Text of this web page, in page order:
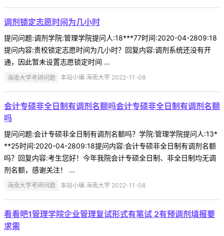
调剂锁定志愿时间为几小时
提问问题:调剂学院:管理学院提问人:18***77时间:2020-04-2809:18
提问内容:贵校锁定志愿时间为几小时？回复内容:调剂系统还没有开
通，因此暂未设置志愿锁定时间 ...
海南大学考研问题 本站小编 海南大学 2022-11-08
会计专硕非全日制有调剂名额吗会计专硕非全日制有调剂名额
吗
提问问题:会计专硕非全日制有调剂名额吗？学院:管理学院提问人:13*
**25时间:2020-04-2809:18提问内容:会计专硕非全日制有调剂名额
吗？回复内容:考生您好！今年我院会计专硕全日制、非全日制均无调
剂名额，感谢关注！ ...
海南大学考研问题 本站小编 海南大学 2022-11-08
看看吧1管理学院企业管理复试形式有笔试 2有预调剂填报要
求需